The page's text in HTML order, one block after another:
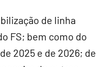
de linha
FS; bem como do
2025 e de 2026; de